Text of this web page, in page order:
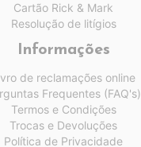
Cartão Rick & Mark
Resolução de litígios
Informações
de reclamações online
Frequentes (FAQ's)
Termos e Condições
Trocas e Devoluções
Política de Privacidade